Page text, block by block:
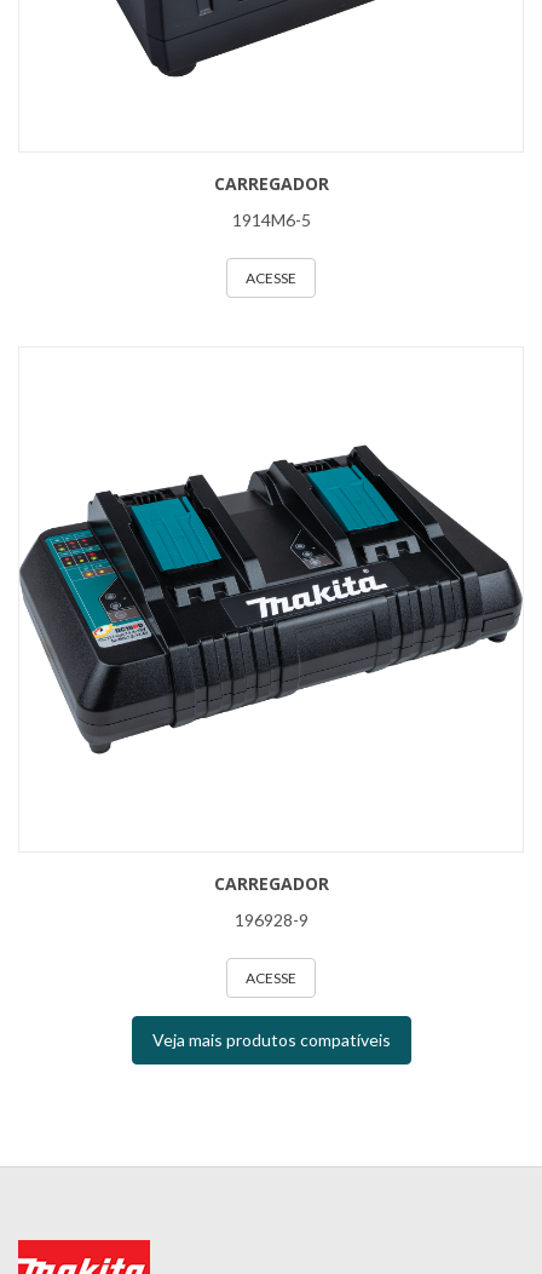
CARREGADOR
1914M6-5
ACESSE
CARREGADOR
196928-9
ACESSE
Veja mais produtos compatíveis